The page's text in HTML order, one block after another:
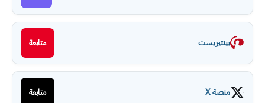
بينتيريست متابعة
منصة X متابعة